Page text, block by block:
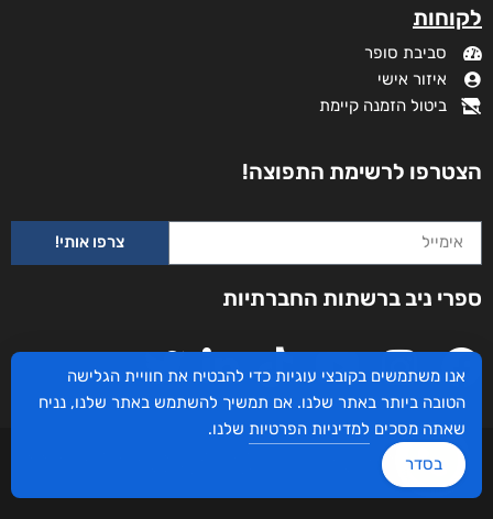
לקוחות
סביבת סופר
איזור אישי
ביטול הזמנה קיימת
הצטרפו לרשימת התפוצה!
צרפו אותי!
ספרי ניב ברשתות החברתיות
עיצוב ובניית האתר: ספרי ניב © כל הזכויות שמורות. בוקסאי טכנולוגיות בע"מ שד אבא
אנו משתמשים בקובצי עוגיות כדי להבטיח את חוויית הגלישה
הטובה ביותר באתר שלנו. אם תמשיך להשתמש באתר שלנו, נניח
שאתה מסכים למדיניות הפרטיות שלנו.
בסדר